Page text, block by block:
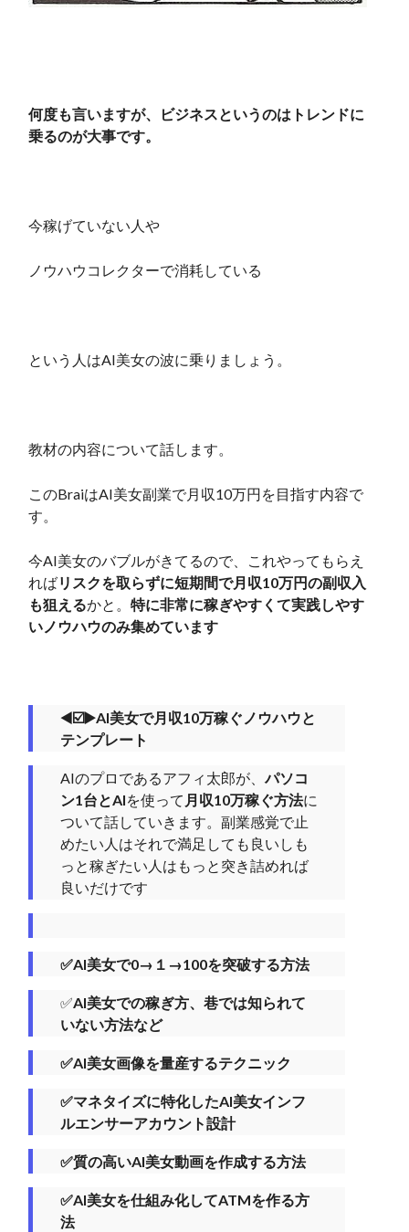
何度も言いますが、ビジネスというのはトレンドに
乗るのが大事です。
今稼げていない人や
ノウハウコレクターで消耗している
という人はAI美女の波に乗りましょう。
教材の内容について話します。
このBraiはAI美女副業で月収10万円を目指す内容で
す。
今AI美女のバブルがきてるので、これやってもらえ
ればリスクを取らずに短期間で月収10万円の副収入
も狙えるかと。 特に非常に稼ぎやすくて実践しやす
いノウハウのみ集めています
◀️☑️▶️AI美女で月収10万稼ぐノウハウと
テンプレート
AIのプロであるアフィ太郎が、パソコ
ン1台とAIを使って 月収10万稼ぐ方法に
ついて話していきます。副業感覚で止
めたい人はそれで満足しても良いしも
っと稼ぎたい人はもっと突き詰めれば
良いだけです
✅AI美女で0→１→100を突破する方法
✅AI美女での稼ぎ方、巷では知られて
いない方法など
✅AI美女画像を量産するテクニック
✅マネタイズに特化したAI美女インフ
ルエンサーアカウント設計
✅質の高いAI美女動画を作成する方法
✅AI美女を仕組み化してATMを作る方
法